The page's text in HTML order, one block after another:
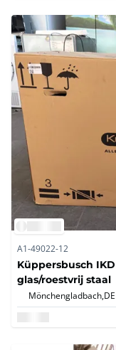
A1-49022-12
Küppersbusch
glas/roestvrij staal
Mönchengladbach,DE